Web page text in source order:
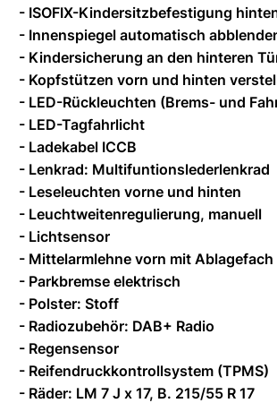
- ISOFIX-Kindersitzbefestigung
- Innenspiegel automatisch
- Kindersicherung an den hinteren
- Kopfstützen vorn und hinten
- LED-Rückleuchten (Brems- und
- LED-Tagfahrlicht
- Ladekabel ICCB
- Lenkrad: Multifuntionslederlenkrad
- Leseleuchten vorne und hinten
- Leuchtweitenregulierung, manuell
- Lichtsensor
- Mittelarmlehne vorn mit Ablagefach
- Parkbremse elektrisch
- Polster: Stoff
- Radiozubehör: DAB+ Radio
- Regensensor
- Reifendruckkontrollsystem (TPMS)
- Räder: LM 7 J x 17, B. 215/55 R 17